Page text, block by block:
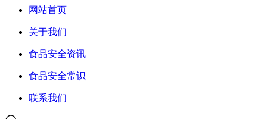
网站首页
关于我们
食品安全资讯
食品安全常识
联系我们